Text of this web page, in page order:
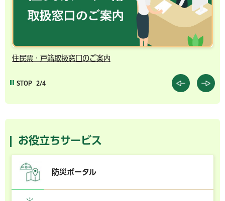
千葉市の電子行政サービス
STOP 3/4
お役立ちサービス
防災ポータル